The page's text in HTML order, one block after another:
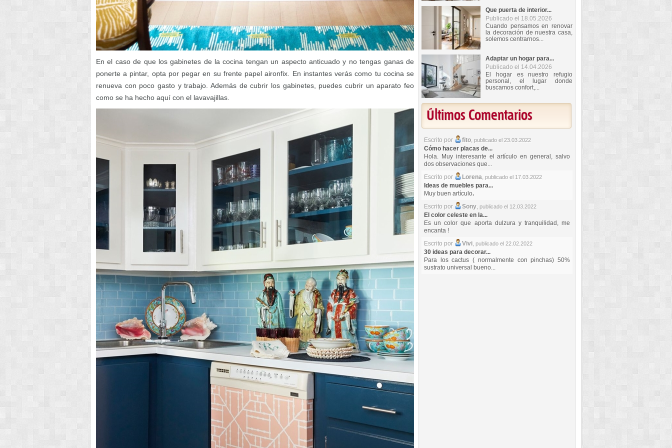
En el caso de que los gabinetes de la cocina tengan un aspecto anticuado y no tengas ganas de
ponerte a pintar, opta por pegar en su frente papel aironfix. En instantes verás como tu cocina se
renueva con poco gasto y trabajo. Además de cubrir los gabinetes, puedes cubrir un aparato feo
como se ha hecho aquí con el lavavajillas.
Que puerta de interior...
Publicado el 18.05.2026
Cuando pensamos en renovar
la decoración de nuestra casa,
solemos centrarnos...
Adaptar un hogar para...
Publicado el 14.04.2026
El hogar es nuestro refugio
personal, el lugar donde
buscamos confort,...
Últimos Comentarios
Escrito por fito, publicado el 23.03.2022
Cómo hacer placas de...
Hola. Muy interesante el artículo en general, salvo
dos observaciones que...
Escrito por
Lorena, publicado el 17.03.2022
Ideas de muebles para...
Muy buen artículo.
Escrito por
Sony, publicado el 12.03.2022
El color celeste en la...
Es un color que aporta dulzura y tranquilidad, me
encanta !
Escrito por
Vivi, publicado el 22.02.2022
30 ideas para decorar...
Para los cactus ( normalmente con pinchas) 50%
sustrato universal bueno...